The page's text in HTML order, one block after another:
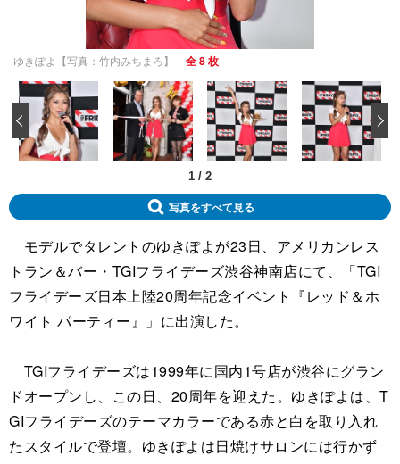
ゆきぽよ【写真：竹内みちまろ】 全 8 枚
1 / 2
‹
写真をすべて見る
モデルでタレントのゆきぽよが23日、アメリカンレス
トラン＆バー・TGIフライデーズ渋谷神南店にて、「TGI
フライデーズ日本上陸20周年記念イベント『レッド＆ホ
ワイト パーティー』」に出演した。
TGIフライデーズは1999年に国内1号店が渋谷にグラン
ドオープンし、この日、20周年を迎えた。ゆきぽよは、T
GIフライデーズのテーマカラーである赤と白を取り入れ
たスタイルで登壇。ゆきぽよは日焼けサロンには行かず